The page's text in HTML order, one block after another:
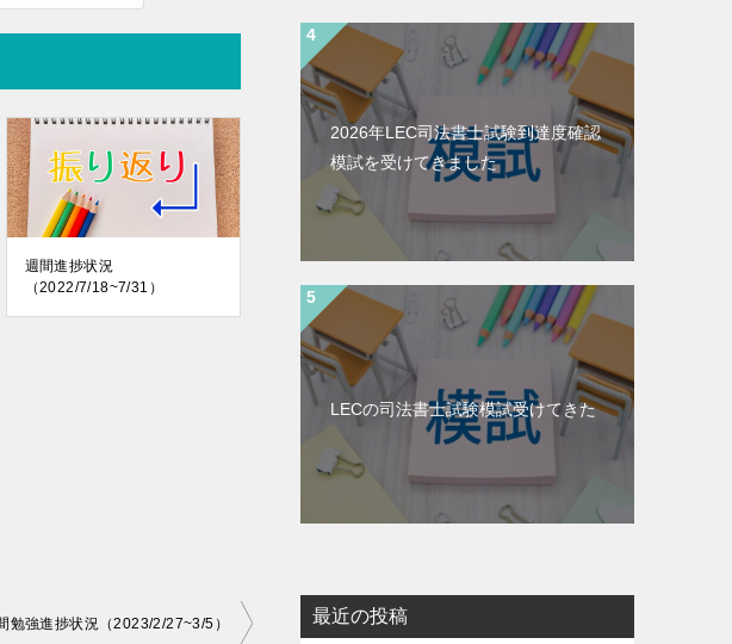
週間進捗状況
（2022/7/18~7/31）
勉強進捗状況（2023/2/27~3/5）
2026年LEC司法書士試験到達度確認
模試を受けてきました
LECの司法書士試験模試受けてきた
最近の投稿